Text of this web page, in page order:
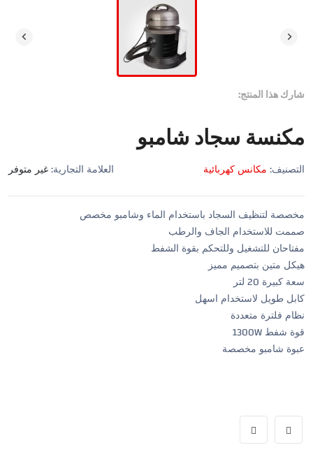
شارك هذا المنتج:
مكنسة سجاد شامبو
التصنيف:مكانس كهربائية العلامة التجارية:غير متوفر
مخصصة لتنظيف السجاد باستخدام الماء وشامبو مخصص
صممت للاستخدام الجاف والرطب
مفتاحان للتشغيل وللتحكم بقوة الشفط
هيكل متين بتصميم مميز
سعة كبيرة 20 لتر
كابل طويل لاستخدام اسهل
نظام فلترة متعددة
قوة شفط 1300W
عبوة شامبو مخصصة